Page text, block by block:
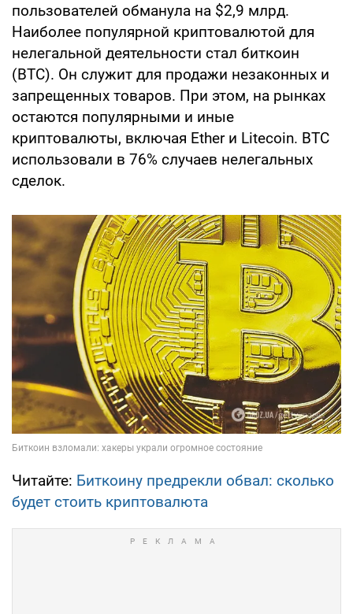
пользователей обманула на $2,9 млрд.
Наиболее популярной криптовалютой для
нелегальной деятельности стал биткоин
(BTC). Он служит для продажи незаконных и
запрещенных товаров. При этом, на рынках
остаются популярными и иные
криптовалюты, включая Ether и Litecoin. BTC
использовали в 76% случаев нелегальных
сделок.
Читайте: Биткоину предрекли обвал: сколько
будет стоить криптовалюта